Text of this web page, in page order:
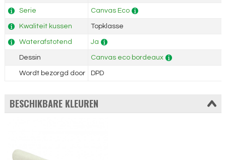
Serie Canvas Eco
Kwaliteit kussen Topklasse
Waterafstotend Ja
Dessin Canvas eco bordeaux
Wordt bezorgd door DPD
BESCHIKBARE KLEUREN